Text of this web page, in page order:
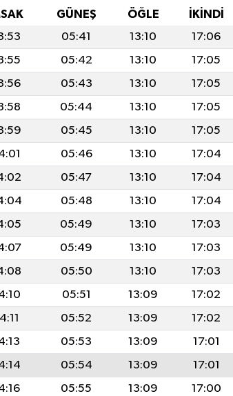
GÜNEŞ ÖĞLE İKINDI
05:41 13:10 17:06
05:42 13:10 17:05
05:43 13:10 17:05
05:44 13:10 17:05
05:45 13:10 17:05
05:46 13:10 17:04
05:47 13:10 17:04
05:48 13:10 17:04
05:49 13:10 17:03
05:49 13:10 17:03
05:50 13:10 17:03
05:51 13:09 17:02
05:52 13:09 17:02
05:53 13:09 17:01
05:54 13:09 17:01
05:55 13:09 17:00